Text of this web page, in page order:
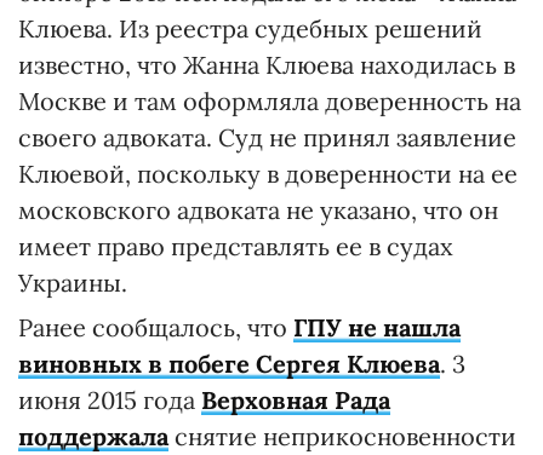
Клюева. Из реестра судебных решений
известно, что Жанна Клюева находилась в
Москве и там оформляла доверенность на
своего адвоката. Суд не принял заявление
Клюевой, поскольку в доверенности на ее
московского адвоката не указано, что он
имеет право представлять ее в судах
Украины.
Ранее сообщалось, что ГПУ не нашла
виновных в побеге Сергея Клюева. 3
июня 2015 года Верховная Рада
поддержала снятие неприкосновенности